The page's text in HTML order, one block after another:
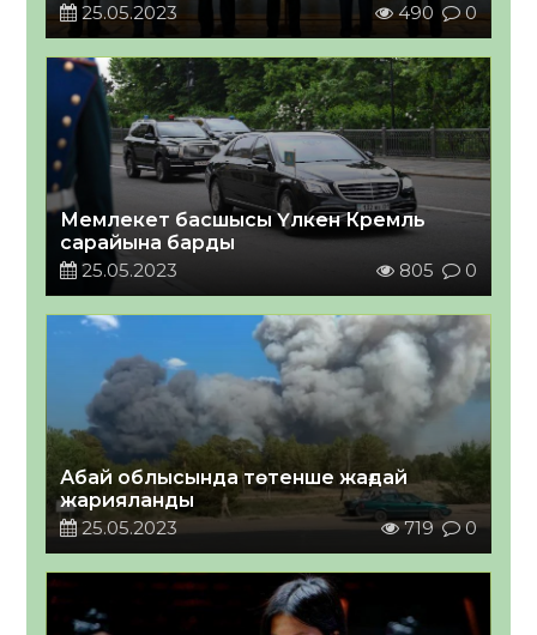
25.05.2023
490 0
Мемлекет басшысы Үлкен Кремль
сарайына барды
25.05.2023
805 0
Абай облысында төтенше жағдай
жарияланды
25.05.2023
719 0